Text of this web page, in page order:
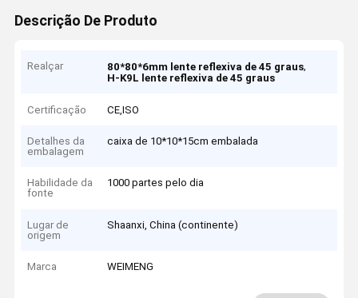
Descrição De Produto
Realçar 80*80*6mm lente reflexiva de 45 graus,
H-K9L lente reflexiva de 45 graus
Certificação CE,ISO
Detalhes da
embalagem
caixa de 10*10*15cm embalada
Habilidade da
fonte
1000 partes pelo dia
Lugar de
origem
Shaanxi, China (continente)
Marca WEIMENG